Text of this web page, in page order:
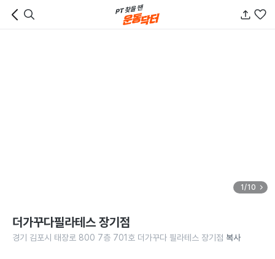
1/10
더가꾸다필라테스 장기점
경기 김포시 태장로 800 7층 701호 더가꾸다 필라테스 장기점 복사